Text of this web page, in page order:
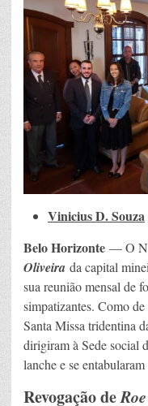
Vinicius D. Souza
Belo Horizonte — O
Oliveira da capital
sua reunião mensal de
simpatizantes. Como
Santa Missa tridentina
dirigiram à Sede social
lanche e se
Revogação de